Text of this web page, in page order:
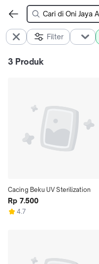
Filter
3 Produk
Cacing Beku UV Sterilization
Rp 7.500
4.7